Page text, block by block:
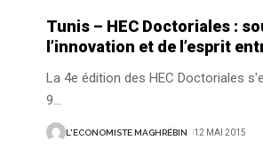
Tunis – HEC Doctoriales :
l’innovation et de l’esprit
La 4e édition des HEC Doctoriales
9…
L'ECONOMISTE MAGHRÉBIN 12 MAI 2015